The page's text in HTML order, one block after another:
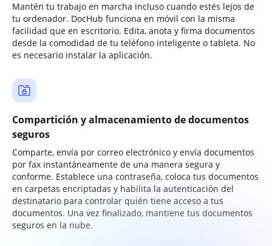
Mantén tu trabajo en marcha incluso cuando estés lejos de
tu ordenador. DocHub funciona en móvil con la misma
facilidad que en escritorio. Edita, anota y firma documentos
desde la comodidad de tu teléfono inteligente o tableta. No
es necesario instalar la aplicación.
Compartición y almacenamiento de documentos
seguros
Comparte, envía por correo electrónico y envía documentos
por fax instantáneamente de una manera segura y
conforme. Establece una contraseña, coloca tus documentos
en carpetas encriptadas y habilita la autenticación del
destinatario para controlar quién tiene acceso a tus
documentos. Una vez finalizado, mantiene tus documentos
seguros en la nube.